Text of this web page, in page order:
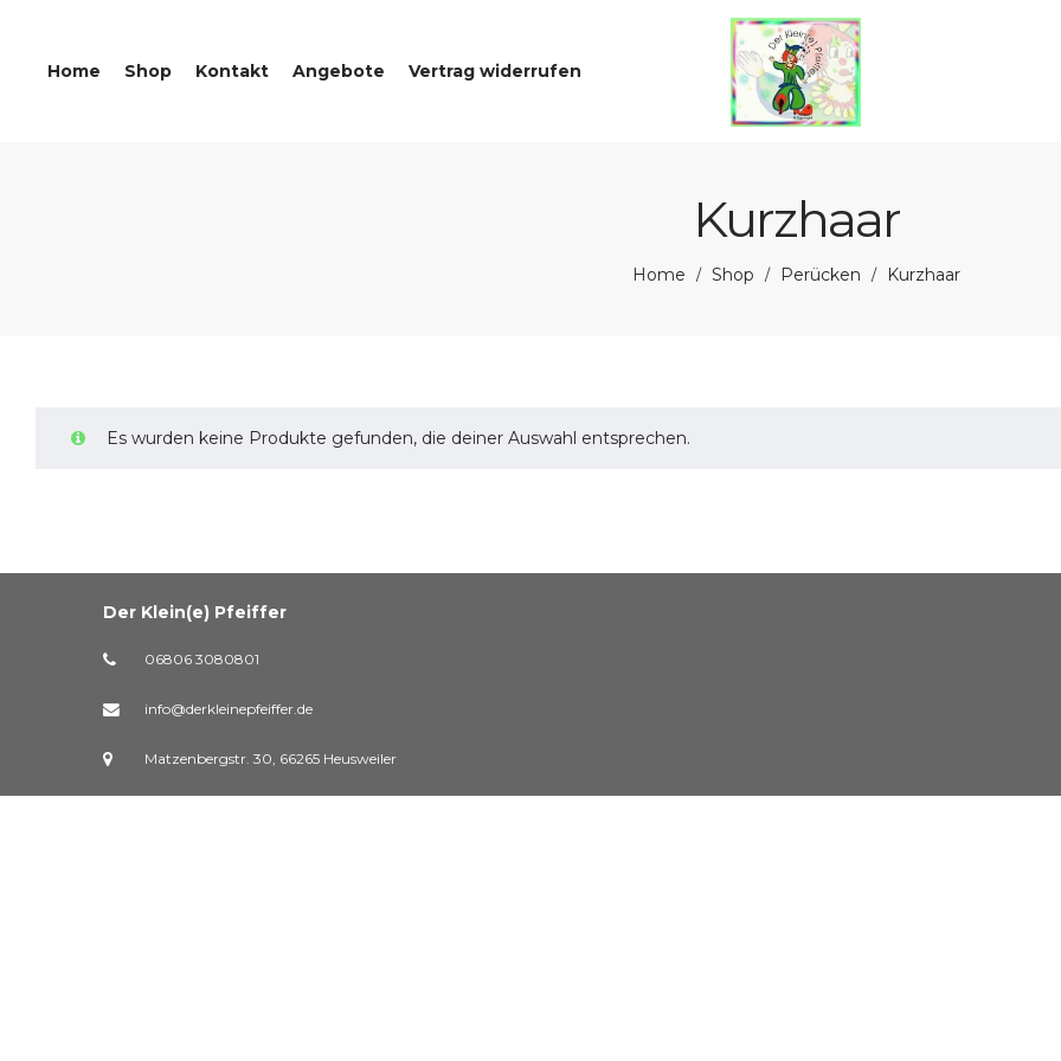
Home Shop Kontakt Angebote Vertrag widerrufen
Kurzhaar
Home / Shop / Perücken / Kurzhaar
Es wurden keine Produkte gefunden, die deiner Auswahl entsprechen.
Der Klein(e) Pfeiffer
06806 3080801
info@derkleinepfeiffer.de
Matzenbergstr. 30, 66265 Heusweiler